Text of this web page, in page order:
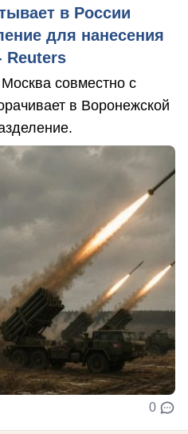
в России
для нанесения
Reuters
совместно с
в Воронежской
0